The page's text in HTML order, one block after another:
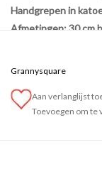
Handgrepen in
Afmetingen: 30 cm
Grannysquare
Aan verlanglijst
Toevoegen om te